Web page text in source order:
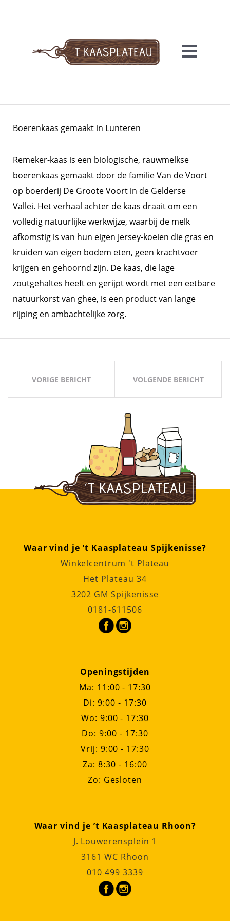
Boerenkaas gemaakt in Lunteren
Remeker-kaas is een biologische, rauwmelkse
boerenkaas gemaakt door de familie Van de Voort
op boerderij De Groote Voort in de Gelderse
Vallei. Het verhaal achter de kaas draait om een
volledig natuurlijke werkwijze, waarbij de melk
afkomstig is van hun eigen Jersey-koeien die gras en
kruiden van eigen bodem eten, geen krachtvoer
krijgen en gehoornd zijn. De kaas, die lage
zoutgehaltes heeft en gerijpt wordt met een eetbare
natuurkorst van ghee, is een product van lange
rijping en ambachtelijke zorg.
Bericht
navigatie
VORIGE BERICHT VOLGENDE BERICHT
Waar vind je ’t Kaasplateau Spijkenisse?
Winkelcentrum 't Plateau
Het Plateau 34
3202 GM Spijkenisse
0181-611506
Openingstijden
Ma: 11:00 - 17:30
Di: 9:00 - 17:30
Wo: 9:00 - 17:30
Do: 9:00 - 17:30
Vrij: 9:00 - 17:30
Za: 8:30 - 16:00
Zo: Gesloten
Waar vind je ’t Kaasplateau Rhoon?
J. Louwerensplein 1
3161 WC Rhoon
010 499 3339